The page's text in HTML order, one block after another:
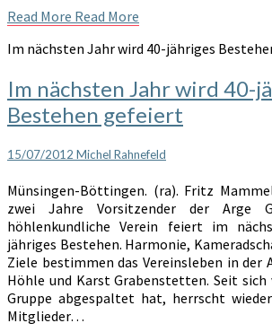
Read More Read More
Im nächsten Jahr wird 40-jähriges
Im nächsten Jahr wird 40-
Bestehen gefeiert
15/07/2012 Michel Rahnefeld
Münsingen-Böttingen. (ra). Fritz
zwei Jahre Vorsitzender der Arge
höhlenkundliche Verein feiert im
jähriges Bestehen. Harmonie,
Ziele bestimmen das Vereinsleben in der
Höhle und Karst Grabenstetten. Seit sich
Gruppe abgespaltet hat, herrscht
Mitglieder…